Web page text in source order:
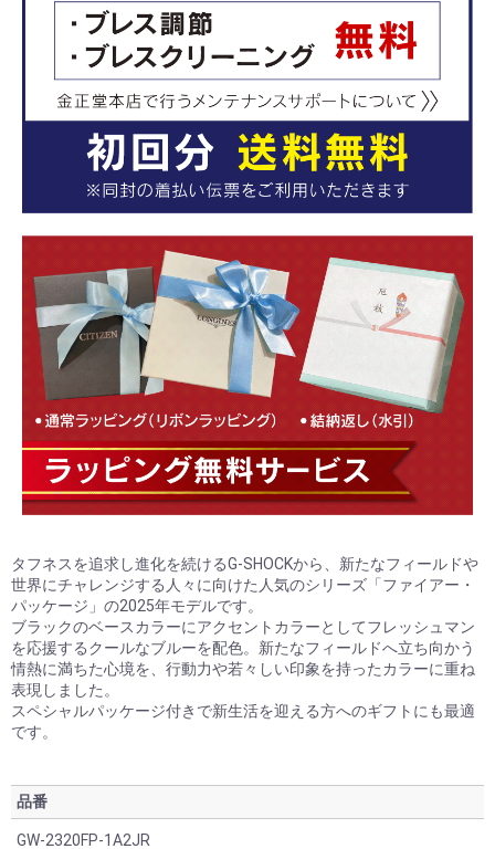
お買い物を続ける カートへ進む
タフネスを追求し進化を続けるG-SHOCKから、新たなフィールドや
世界にチャレンジする人々に向けた人気のシリーズ「ファイアー・
パッケージ」の2025年モデルです。
ブラックのベースカラーにアクセントカラーとしてフレッシュマン
を応援するクールなブルーを配色。新たなフィールドへ立ち向かう
情熱に満ちた心境を、行動力や若々しい印象を持ったカラーに重ね
表現しました。
スペシャルパッケージ付きで新生活を迎える方へのギフトにも最適
です。
品番
GW-2320FP-1A2JR